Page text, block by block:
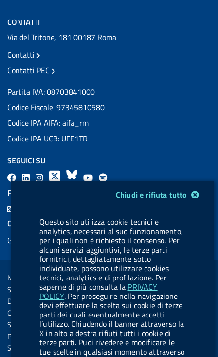
Chiudi e rifiuta tutto
Questo sito utilizza cookie tecnici e
analytics, necessari al suo funzionamento,
per i quali non è richiesto il consenso. Per
alcuni servizi aggiuntivi, le terze parti
fornitrici, dettagliatamente sotto
individuate, possono utilizzare cookies
tecnici, analytics e di profilazione. Per
saperne di più consulta la PRIVACY
POLICY. Per proseguire nella navigazione
devi effettuare la scelta sui cookie di terze
parti dei quali eventualmente accetti
l’utilizzo. Chiudendo il banner attraverso la
X in alto a destra rifiuti tutti i cookie di
terze parti. Puoi rivedere e modificare le
tue scelte in qualsiasi momento attraverso
CONTATTI
Via del Tritone, 181 00187 Roma
Contatti
Contatti PEC
Partita IVA: 08703841000
Codice Fiscale: 97345810580
Codice IPA AIFA: aifa_rm
Codice IPA UCB: UFE1TR
SEGUICI SU
F
L
l
.
b
u
t
t
o
n
.
i
X
B
s
k
y
Y
u
b
e
l
l
.
b
u
t
t
o
n
.
s
FEED RSS
COOKIES
Gestione cookie
Sezione Link Utili
Note legali
Social Media Policy
Dichiarazione di accessibilità
Obiettivi di accessibilità
Statistiche sito
Privacy
Servizi Online